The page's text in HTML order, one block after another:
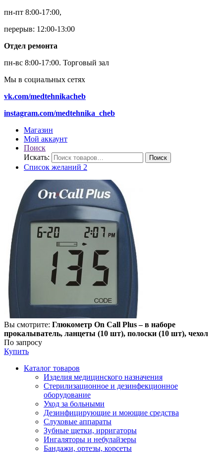
пн-пт 8:00-17:00,
перерыв: 12:00-13:00
Отдел ремонта
пн-вс 8:00-17:00. Торговый зал
Мы в социальных сетях
vk.com/medtehnikacheb
instagram.com/medtehnika_cheb
Магазин
Мой аккаунт
Поиск
Искать:
Поиск
Список желаний 2
Вы смотрите: Глюкометр On Call Plus – в наборе
прокалыватель, ланцеты (10 шт), полоски (10 шт), чехол
По запросу
Купить
Каталог товаров
Изделия медицинского назначения
Стерилизационное и дезинфекционное
оборудование
Уход за больными
Дезинфицирующие и моющие средства
Слуховые аппараты
Зубные щетки, ирригаторы
Ингаляторы и небулайзеры
Бандажи, ортезы, корсеты